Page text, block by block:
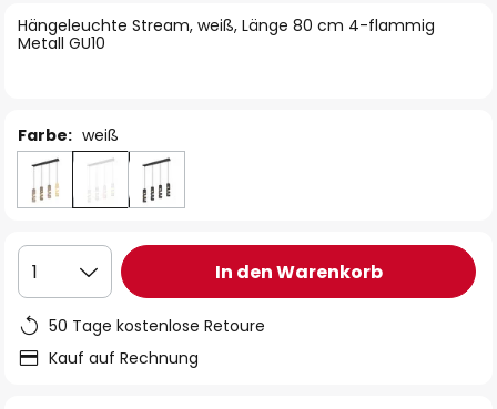
Hängeleuchte Stream, weiß, Länge 80 cm 4-flammig
Metall GU10
Farbe: weiß
1 In den Warenkorb
50 Tage kostenlose Retoure
Kauf auf Rechnung